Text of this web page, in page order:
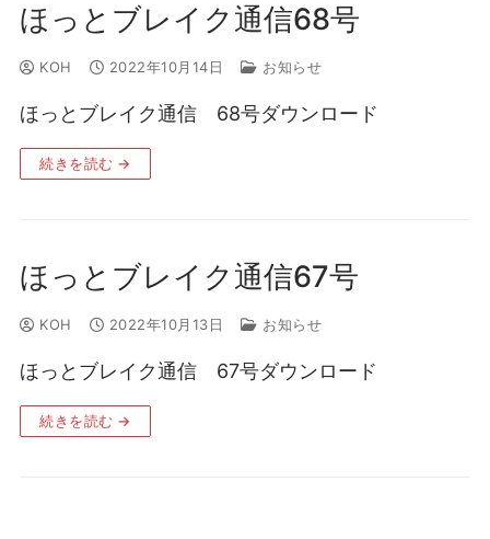
ほっとブレイク通信68号
KOH 2022年10月14日 お知らせ
ほっとブレイク通信 68号ダウンロード
続きを読む →
ほっとブレイク通信67号
KOH 2022年10月13日 お知らせ
ほっとブレイク通信 67号ダウンロード
続きを読む →